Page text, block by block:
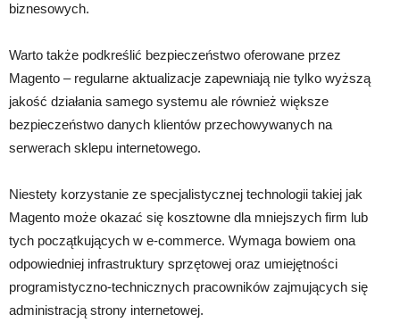
biznesowych.
Warto także podkreślić bezpieczeństwo oferowane przez
Magento – regularne aktualizacje zapewniają nie tylko wyższą
jakość działania samego systemu ale również większe
bezpieczeństwo danych klientów przechowywanych na
serwerach sklepu internetowego.
Niestety korzystanie ze specjalistycznej technologii takiej jak
Magento może okazać się kosztowne dla mniejszych firm lub
tych początkujących w e-commerce. Wymaga bowiem ona
odpowiedniej infrastruktury sprzętowej oraz umiejętności
programistyczno-technicznych pracowników zajmujących się
administracją strony internetowej.